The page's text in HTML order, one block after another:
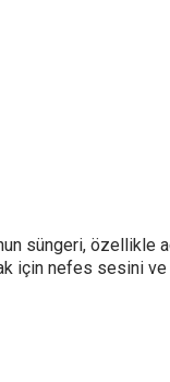
süngeri, özellikle
için nefes sesini ve